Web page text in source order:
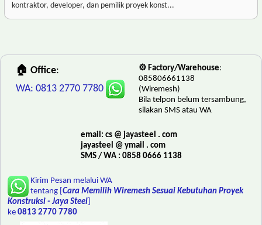
kontraktor, developer, dan pemilik proyek konst...
🏠 Office:
WA: 0813 2770 7780
⚙️ Factory/Warehouse:
085806661138
(Wiremesh)
Bila telpon belum tersambung,
silakan SMS atau WA
email: cs @ jayasteel . com
jayasteel @ ymail . com
SMS / WA : 0858 0666 1138
Kirim Pesan melalui WA
tentang [ Cara Memilih Wiremesh Sesuai Kebutuhan Proyek
Konstruksi - Jaya Steel
ke 0813 2770 7780